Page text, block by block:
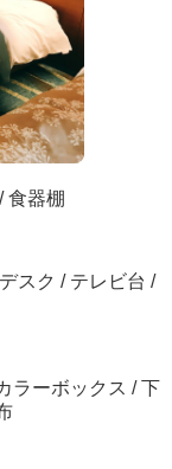
食器棚
スク / テレビ台 /
ラーボックス / 下